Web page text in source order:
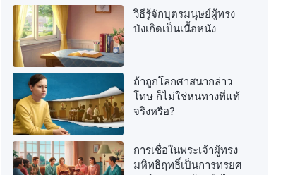
วิธีรู้จักบุตรมนุษย์ผู้ทรง
บังเกิดเป็นเนื้อหนัง
ถ้าถูกโลกศาสนากล่าว
โทษ ก็ไม่ใช่หนทางที่แท้
จริงหรือ?
การเชื่อในพระเจ้าผู้ทรง
มหิทธิฤทธิ์เป็นการทรยศ